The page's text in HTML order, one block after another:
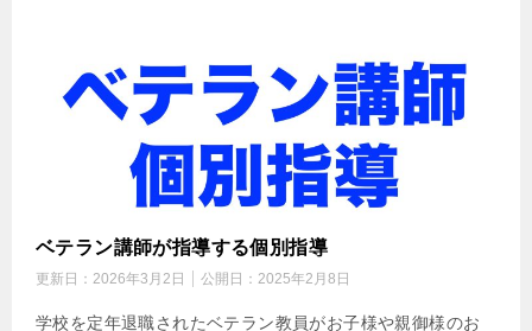
ベテラン講師が指導する個別指導
更新日： 2026年3月2日 公開日： 2025年2月8日
学校を定年退職されたベテラン教員がお子様や親御様のお